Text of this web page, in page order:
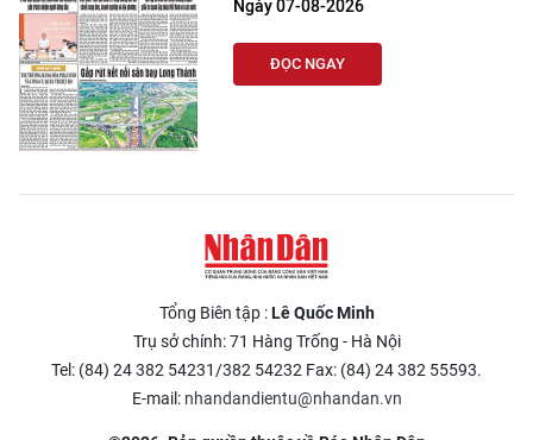
Ngày 07-08-2026
ĐỌC NGAY
Tổng Biên tập :Lê Quốc Minh
Trụ sở chính: 71 Hàng Trống - Hà Nội
Tel: (84) 24 382 54231/382 54232 Fax: (84) 24 382 55593.
E-mail: nhandandientu@nhandan.vn